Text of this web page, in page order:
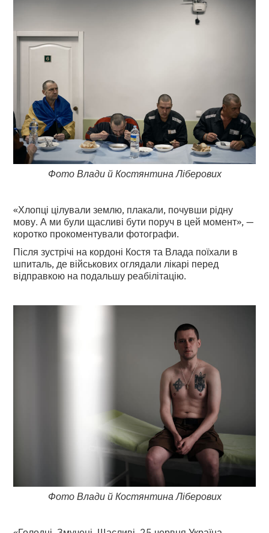
Фото Влади й Костянтина Ліберових
«Хлопці цілували землю, плакали, почувши рідну
мову. А ми були щасливі бути поруч в цей момент», —
коротко прокоментували фотографи.
Після зустрічі на кордоні Костя та Влада поїхали в
шпиталь, де військових оглядали лікарі перед
відправкою на подальшу реабілітацію.
Фото Влади й Костянтина Ліберових